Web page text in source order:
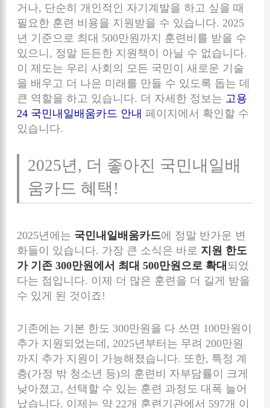
거나, 단순히 개인적인 자기계발을 하고 싶을 때
필요한 훈련 비용을 지원받을 수 있습니다. 2025
년 기준으로 최대 500만원까지 훈련비를 받을 수
있으니, 정말 든든한 지원책이 아닐 수 없습니다.
이 제도는 우리 사회의 모든 국민이 새로운 기술
을 배우고 더 나은 미래를 만들 수 있도록 돕는 데
큰 역할을 하고 있습니다. 더 자세한 정보는 고용
24 국민내일배움카드 안내 페이지에서 확인할 수
있습니다.
2025년, 더 좋아진 국민내일배
움카드 혜택!
2025년에는 국민내일배움카드에 정말 반가운 변
화들이 있습니다. 가장 큰 소식은 바로 지원 한도
가 기존 300만원에서 최대 500만원으로 확대 되었
다는 점입니다. 이제 더 많은 훈련을 더 길게 받을
수 있게 된 것이죠!
기존에는 기본 한도 300만원을 다 쓰면 100만원이
추가 지원되었는데, 2025년부터는 무려 200만원
까지 추가 지원이 가능해졌습니다. 또한, 특정 계
층(가정 밖 청소년 등)의 훈련비 자부담률이 크게
낮아졌고, 선택할 수 있는 훈련 과정도 대폭 늘어
났습니다. 이제는 약 22개 훈련기관에서 597개 이